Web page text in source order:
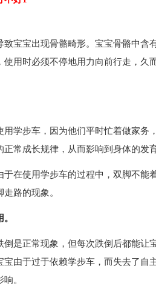
宝宝出现骨骼畸形。宝宝骨骼中含
使用时必须不停地用力向前行走，久
用学步车，因为他们平时忙着做家务
常成长规律，从而影响到身体的发育
于在使用学步车的过程中，双脚不能
路的现象。
倒是正常现象，但每次跌倒后都能让
由于过于依赖学步车，而失去了自
。